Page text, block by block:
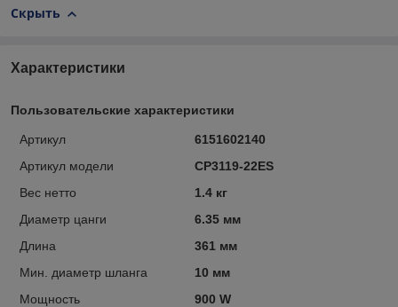
Скрыть
Характеристики
Пользовательские характеристики
Артикул
6151602140
Артикул модели
CP3119-22ES
Вес нетто
1.4 кг
Диаметр цанги
6.35 мм
Длина
361 мм
Мин. диаметр шланга
10 мм
Мощность
900 W